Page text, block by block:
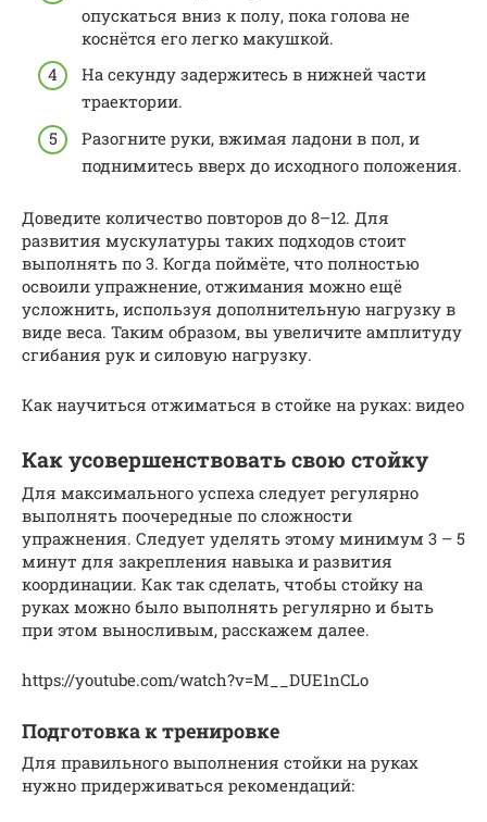
опускаться вниз к полу, пока голова не
коснётся его легко макушкой.
На секунду задержитесь в нижней части
траектории.
Разогните руки, вжимая ладони в пол, и
поднимитесь вверх до исходного положения.
Доведите количество повторов до 8–12. Для
развития мускулатуры таких подходов стоит
выполнять по 3. Когда поймёте, что полностью
освоили упражнение, отжимания можно ещё
усложнить, используя дополнительную нагрузку в
виде веса. Таким образом, вы увеличите амплитуду
сгибания рук и силовую нагрузку.
Как научиться отжиматься в стойке на руках: видео
Как усовершенствовать свою стойку
Для максимального успеха следует регулярно
выполнять поочередные по сложности
упражнения. Следует уделять этому минимум 3 – 5
минут для закрепления навыка и развития
координации. Как так сделать, чтобы стойку на
руках можно было выполнять регулярно и быть
при этом выносливым, расскажем далее.
https://youtube.com/watch?v=M__DUE1nCLo
Подготовка к тренировке
Для правильного выполнения стойки на руках
нужно придерживаться рекомендаций: